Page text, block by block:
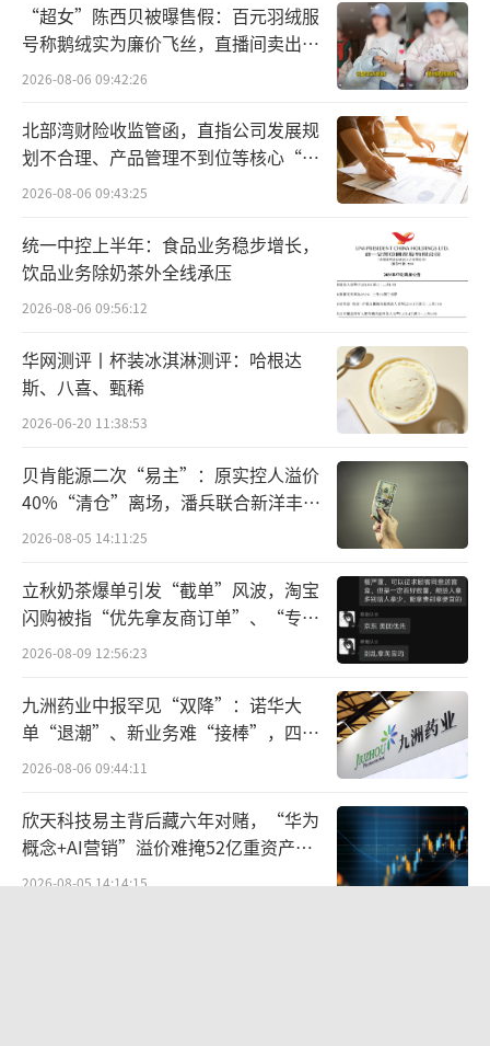
除了基本的营收与净利润，奈雪的茶所有
关键经营指标几乎都出现了下降。其中，直营
门店经营利润同比下降65.1%至1.65亿元，直
营门店的门店经营利润率为7.8%，较去年同期
下跌12.3个百分点；经营现金净额由去年同期
的3.88亿元下跌73.3%至1.03亿元。
茶百道同样是营收利润双双下滑，上半年
营业收入23.96亿元，同比减少10%；归属于上
市公司股东的净利润为2.37亿元，同比下降59.
7%。
的钱却变多了。财报显示，2024年上半年茶百
道分销及销售费用为1.05亿元，较去年上半年
的4383万元增加140.2%，加大营销方面的支
出，或在一定程度上影响了茶百道的净利润。
此外，蜜雪冰城、古茗、沪上阿姨在今年
这背后，或同时反映了资本市场对新茶饮赛道
的态度。
奶茶卖不动，是市场变了，还是消费者变
了，亦或是大家都变了？
“超女”陈西贝被曝售假：百元羽绒服
号称鹅绒实为廉价飞丝，直播间卖出超
百万元
2026-08-06 09:42:26
北部湾财险收监管函，直指公司发展规
划不合理、产品管理不到位等核心“痛
点”
2026-08-06 09:43:25
统一中控上半年：食品业务稳步增长，
饮品业务除奶茶外全线承压
2026-08-06 09:56:12
华网测评丨杯装冰淇淋测评：哈根达
斯、八喜、甄稀
2026-06-20 11:38:53
贝肯能源二次“易主”：原实控人溢价
40%“清仓”离场，潘兵联合新洋丰、
宏科百世拟入主
2026-08-05 14:11:25
立秋奶茶爆单引发“截单”风波，淘宝
闪购被指“优先拿友商订单”、“专挑
贵的拿”
2026-08-09 12:56:23
九洲药业中报罕见“双降”：诺华大
单“退潮”、新业务难“接棒”，四大
难关待闯
2026-08-06 09:44:11
欣天科技易主背后藏六年对赌，“华为
概念+AI营销”溢价难掩52亿重资产考
验
2026-08-05 14:14:15